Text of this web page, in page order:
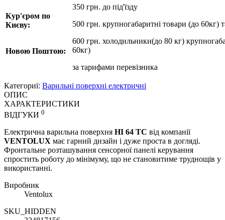
Кур'єром по
Києву:
Новою Поштою:
350 грн. до під'їзду
500 грн. крупногабаритні товари (до 60кг)
600 грн. холодильники(до 80 кг)
60кг)
за тарифами перевізника
Категориї: Варильні поверхні електричні
ОПИС
ХАРАКТЕРИСТИКИ
ВІДГУКИ 0
Електрична варильна поверхня HI 64 TC від компанії
VENTOLUX має гарний дизайн і дуже проста в догляді.
Фронтальне розташування сенсорної панелі керування
спростить роботу до мінімуму, що не становитиме труднощів у
використанні.
Виробник
Ventolux
SKU_HIDDEN